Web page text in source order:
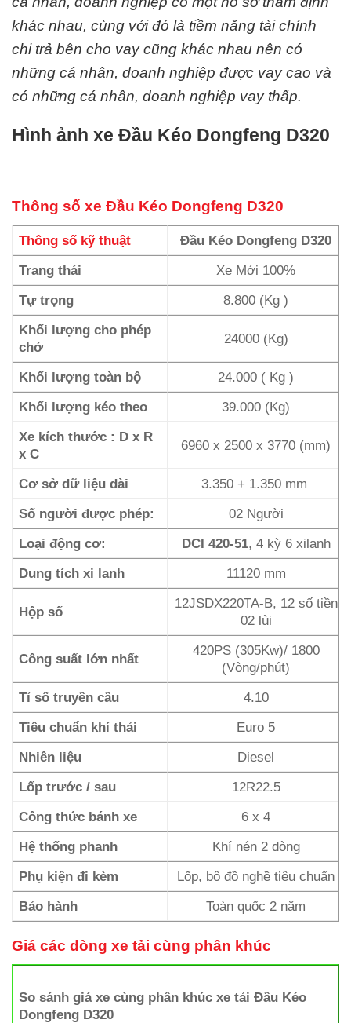
khác nhau, cùng với đó là tiềm năng tài chính
chi trả bên cho vay cũng khác nhau nên có
những cá nhân, doanh nghiệp được vay cao và
có những cá nhân, doanh nghiệp vay thấp.
Hình ảnh xe Đầu Kéo Dongfeng D320
Thông số xe Đầu Kéo Dongfeng D320
Thông số kỹ thuật
Đầu Kéo Dongfeng D320
Trang thái
Xe Mới 100%
Tự trọng
8.800 (Kg )
Khối lượng cho phép
chở
24000 (Kg)
Khối lượng toàn bộ
24.000 ( Kg )
Khối lượng kéo theo
39.000 (Kg)
Xe kích thước : D x R
x C
6960 x 2500 x 3770 (mm)
Cơ sở dữ liệu dài
3.350 + 1.350 mm
Số người được phép:
02 Người
Loại động cơ:
DCI 420-51, 4 kỳ 6 xilanh
Dung tích xi lanh
11120 mm
Hộp số
12JSDX220TA-B, 12 số tiền
02 lùi
Công suất lớn nhất
420PS (305Kw)/ 1800
(Vòng/phút)
Tỉ số truyền cầu
4.10
Tiêu chuẩn khí thải
Euro 5
Nhiên liệu
Diesel
Lốp trước / sau
12R22.5
Công thức bánh xe
6 x 4
Hệ thống phanh
Khí nén 2 dòng
Phụ kiện đi kèm
Lốp, bộ đồ nghề tiêu chuẩn
Bảo hành
Toàn quốc 2 năm
Giá các dòng xe tải cùng phân khúc
So sánh giá xe cùng phân khúc xe tải Đầu Kéo
Dongfeng D320